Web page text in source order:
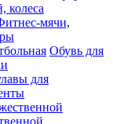
колеса
мячи,
Обувь для
для